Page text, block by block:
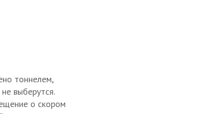
тоннелем,
выберутся.
о скором